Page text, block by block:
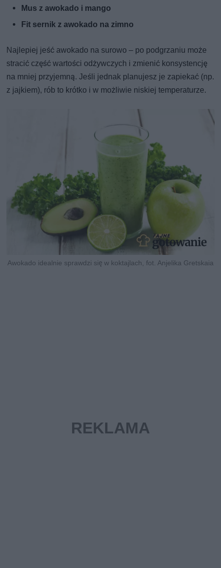
Mus z awokado i mango
Fit sernik z awokado na zimno
Najlepiej jeść awokado na surowo – po podgrzaniu może
stracić część wartości odżywczych i zmienić konsystencję
na mniej przyjemną. Jeśli jednak planujesz je zapiekać (np.
z jajkiem), rób to krótko i w możliwie niskiej temperaturze.
Awokado idealnie sprawdzi się w koktajlach, fot. Anjelika Gretskaia